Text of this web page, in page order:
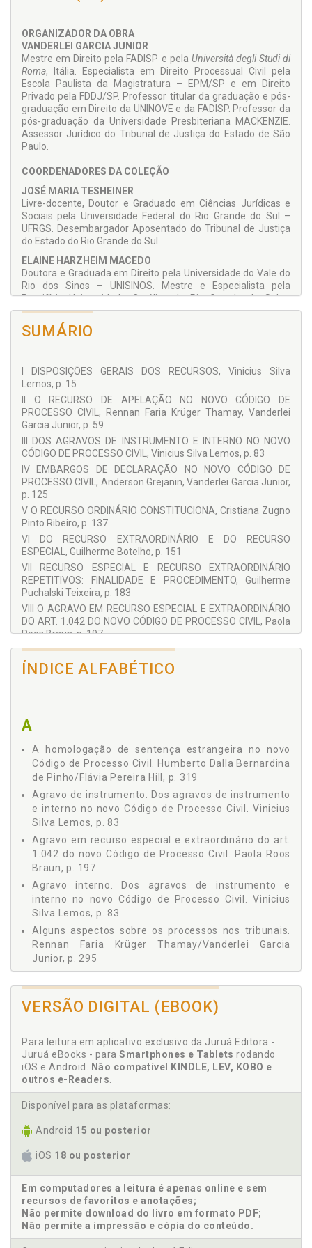
gerais à ordem dos processos nos tribunais. Estuda-se,
também, os incidentes de assunção de competência e o uso
dos precedentes pelo novo CPC, averiguando, por fim, os
recursos em espécie de forma individualizada, quais sejam,
apelação, agravos de instrumento e interno, embargos de
declaração, recursos ordinário, especial e extraordinário,
agravo em recurso especial e extraordinário e, finalmente, os
embargos de divergência.
ORGANIZADOR DA OBRA
VANDERLEI GARCIA JUNIOR
Mestre em Direito pela FADISP e pela Università degli Studi di
Roma, Itália. Especialista em Direito Processual Civil pela
Escola Paulista da Magistratura – EPM/SP e em Direito
Privado pela FDDJ/SP. Professor titular da graduação e pós-
graduação em Direito da UNINOVE e da FADISP. Professor da
pós-graduação da Universidade Presbiteriana MACKENZIE.
Assessor Jurídico do Tribunal de Justiça do Estado de São
Paulo.
COORDENADORES DA COLEÇÃO
JOSÉ MARIA TESHEINER
Livre-docente, Doutor e Graduado em Ciências Jurídicas e
Sociais pela Universidade Federal do Rio Grande do Sul –
UFRGS. Desembargador Aposentado do Tribunal de Justiça
do Estado do Rio Grande do Sul.
ELAINE HARZHEIM MACEDO
Doutora e Graduada em Direito pela Universidade do Vale do
Rio dos Sinos – UNISINOS. Mestre e Especialista pela
Pontifícia Universidade Católica do Rio Grande do Sul –
PUCRS. Professora Catedrática Adjunta, permanente, da
Pontifícia Universidade Católica do Rio Grande do Sul –
PUCRS.
Pós-Doutor pela Universidade de Lisboa, Portugal. Doutor em
Direito pela Pontifícia Universidade Católica do Rio Grande do
Sul – PUCRS eUniversità degli Studi di Pavia, Itália. Mestre em
Direito pela Universidade do Vale do Rio dos Sinos –
UNISINOS e pela Pontifícia Universidade Católica de Minas
Gerais – PUC Minas. Especialista em Direito pela
Universidade Federal do Rio Grande do Sul – UFRGS.
Professor dos Programas de Graduação e Pós-Graduação
(Doutorado, Mestrado e Especialização) da Faculdade
Autônoma de Direito – FADISP.
COLABORADORES
Anderson Grejanin
Cristiana Zugno Pinto Ribeiro
Eduardo Arruda Alvim
Daniel Willian Granado
Flávia Pereira Hill
Guilherme Botelho
Guilherme Puchalski Teixeira
Paola Roos Braun
Tiago Figueiredo Gonçalves
Vanderlei Garcia Junior
Vinícius Ferreira de Andrade
Vinicius Silva Lemos
SUMÁRIO
I DISPOSIÇÕES GERAIS DOS RECURSOS, Vinicius Silva
Lemos, p. 15
II O RECURSO DE APELAÇÃO NO NOVO CÓDIGO DE
PROCESSO CIVIL, Rennan Faria Krüger Thamay, Vanderlei
Garcia Junior, p. 59
III DOS AGRAVOS DE INSTRUMENTO E INTERNO NO NOVO
CÓDIGO DE PROCESSO CIVIL, Vinicius Silva Lemos, p. 83
IV EMBARGOS DE DECLARAÇÃO NO NOVO CÓDIGO DE
PROCESSO CIVIL, Anderson Grejanin, Vanderlei Garcia Junior,
p. 125
V O RECURSO ORDINÁRIO CONSTITUCIONA, Cristiana Zugno
Pinto Ribeiro, p. 137
VI DO RECURSO EXTRAORDINÁRIO E DO RECURSO
ESPECIAL, Guilherme Botelho, p. 151
VII RECURSO ESPECIAL E RECURSO EXTRAORDINÁRIO
REPETITIVOS: FINALIDADE E PROCEDIMENTO, Guilherme
Puchalski Teixeira, p. 183
VIII O AGRAVO EM RECURSO ESPECIAL E EXTRAORDINÁRIO
DO ART. 1.042 DO NOVO CÓDIGO DE PROCESSO CIVIL, Paola
Roos Braun, p. 197
IX AMPLIAÇÃO DO CABIMENTO DE EMBARGOS DE
DIVERGÊNCIA EM RECURSO ESPECIAL NO REGIME DO NOVO
CPC, Eduardo Arruda Alvim, Daniel Willian Granado, p. 205
XI DA ORDEM DOS PROCESSOS NO TRIBUNAL, Tiago
Figueiredo Gonçalves, Rodrigo Mazzei, p. 251
XII BREVES NOTAS SOBRE O INCIDENTE DE ASSUNÇÃO DE
COMPETÊNCIA, Tiago Figueiredo Gonçalves, Rodrigo Mazzei,
XIII BREVES NOTAS SOBRE O INCIDENTE DE ARGUIÇÃO DE
INCONSTITUCIONALIDADE, Tiago Figueiredo Gonçalves,
Rodrigo Mazzei, p. 289
XIV ALGUNS ASPECTOS SOBRE OS PROCESSOS NOS
TRIBUNAIS, Rennan Faria Krüger Thamay, Vanderlei Garcia
Junior, p. 295
XV A HOMOLOGAÇÃO DE SENTENÇA ESTRANGEIRA NO
NOVO CÓDIGO DE PROCESSO CIVIL, Humberto Dalla
Bernardina de Pinho, Flávia Pereira Hill, p. 319
XVI BREVE INTRÓITO A RESPEITO DO USO DOS
PRECEDENTES NO NOVO CÓDIGO DE PROCESSO CIVIL,
Rennan Faria Krüger Thamay, Vanderlei Garcia Junior, p. 341
ÍNDICE ALFABÉTICO
A
A homologação de sentença estrangeira no novo
Código de Processo Civil. Humberto Dalla Bernardina
de Pinho/Flávia Pereira Hill, p. 319
Agravo de instrumento. Dos agravos de instrumento
e interno no novo Código de Processo Civil. Vinicius
Silva Lemos, p. 83
Agravo em recurso especial e extraordinário do art.
1.042 do novo Código de Processo Civil. Paola Roos
Braun, p. 197
Agravo interno. Dos agravos de instrumento e
interno no novo Código de Processo Civil. Vinicius
Silva Lemos, p. 83
Alguns aspectos sobre os processos nos tribunais.
Rennan Faria Krüger Thamay/Vanderlei Garcia
Junior, p. 295
divergência em recurso especial no regime do novo
CPC. Eduardo Arruda Alvim/Daniel Willian Granado,
Anderson Grejanin. Embargos de declaração no novo
Código de Processo Civil. Anderson
Grejanin/Vanderlei Garcia Junior, p. 125
Apelação. O recurso de apelação no Novo Código De
Processo Civil. Ren-nan Faria Krüger
Thamay/Vanderlei Garcia Junior, p. 59
Arguição de inconstitucionalidade. Breves notas
sobre o incidente de ar-guição de
inconstitucionalidade. Tiago Figueiredo
B
Breve intróito a respeito do uso dos precedentes no
novo Código de Pro-cesso Civil. Rennan Faria Krüger
VERSÃO DIGITAL (EBOOK)
Para leitura em aplicativo exclusivo da Juruá Editora -
Juruá eBooks - para Smartphones e Tablets rodando
iOS e Android. Não compatível KINDLE, LEV, KOBO e
outros e-Readers.
Disponível para as plataformas:
Android 15 ou posterior
iOS 18 ou posterior
Em computadores a leitura é apenas online e sem
recursos de favoritos e anotações;
Não permite download do livro em formato PDF;
Não permite a impressão e cópia do conteúdo.